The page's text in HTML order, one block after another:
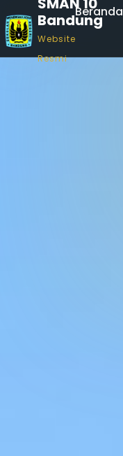
Bandung
Website
Resmi
Beranda